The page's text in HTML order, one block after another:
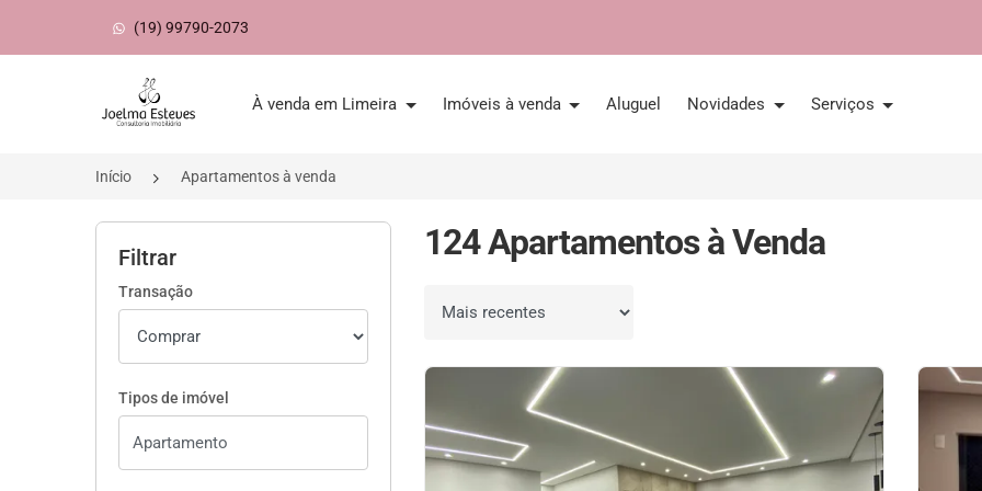
(19) 99790-2073
Página inicial
À venda em Limeira Imóveis à venda Aluguel Novidades Serviços
Início Apartamentos à venda
Filtrar
Transação
Tipos de imóvel
124 Apartamentos à Venda
Ordenar por